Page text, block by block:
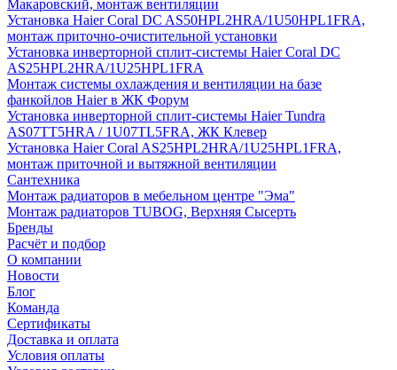
Макаровский, монтаж вентиляции
Установка Haier Coral DC AS50HPL2HRA/1U50HPL1FRA,
монтаж приточно-очистительной установки
Установка инверторной сплит-системы Haier Coral DC
AS25HPL2HRA/1U25HPL1FRA
Монтаж системы охлаждения и вентиляции на базе
фанкойлов Haier в ЖК Форум
Установка инверторной сплит-системы Haier Tundra
AS07TT5HRA / 1U07TL5FRA, ЖК Клевер
Установка Haier Coral AS25HPL2HRA/1U25HPL1FRA,
монтаж приточной и вытяжной вентиляции
Сантехника
Монтаж радиаторов в мебельном центре "Эма"
Монтаж радиаторов TUBOG, Верхняя Сысерть
Бренды
Расчёт и подбор
О компании
Новости
Блог
Команда
Сертификаты
Доставка и оплата
Условия оплаты